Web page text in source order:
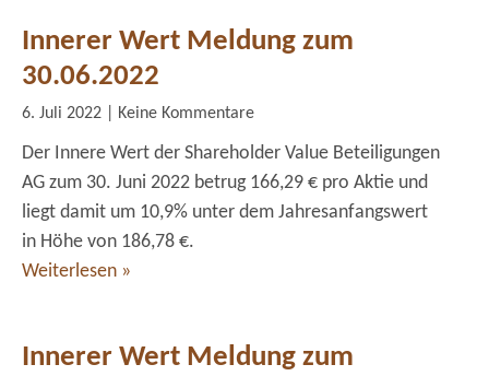
Innerer Wert Meldung zum
30.06.2022
6. Juli 2022 Keine Kommentare
Der Innere Wert der Shareholder Value Beteiligungen
AG zum 30. Juni 2022 betrug 166,29 € pro Aktie und
liegt damit um 10,9% unter dem Jahresanfangswert
in Höhe von 186,78 €.
Weiterlesen »
Innerer Wert Meldung zum